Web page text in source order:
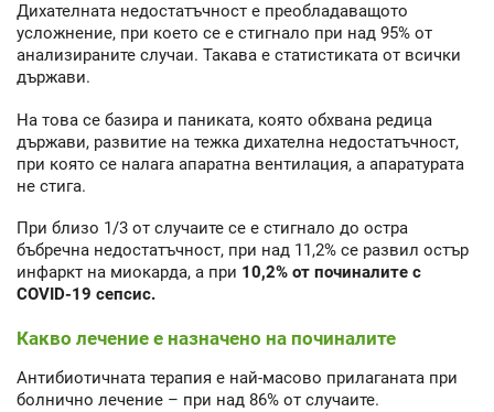
Дихателната недостатъчност е преобладаващото
усложнение, при което се е стигнало при над 95% от
анализираните случаи. Такава е статистиката от всички
държави.
На това се базира и паниката, която обхвана редица
държави, развитие на тежка дихателна недостатъчност,
при която се налага апаратна вентилация, а апаратурата
не стига.
При близо 1/3 от случаите се е стигнало до остра
бъбречна недостатъчност, при над 11,2% се развил остър
инфаркт на миокарда, а при 10,2% от починалите с
COVID-19 сепсис.
Какво лечение е назначено на починалите
Антибиотичната терапия е най-масово прилаганата при
болнично лечение – при над 86% от случаите.